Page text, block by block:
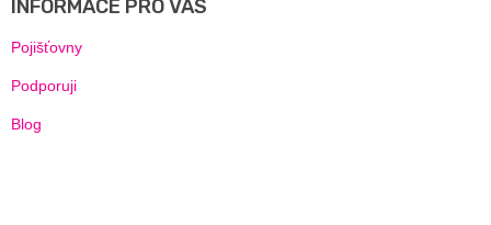
INFORMACE PRO VÁS
Pojišťovny
Podporuji
Blog